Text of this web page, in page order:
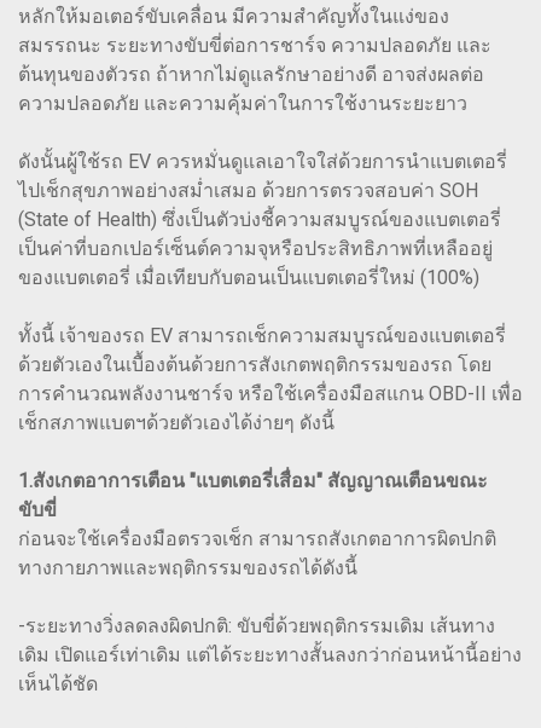
หลักให้มอเตอร์ขับเคลื่อน มีความสำคัญทั้งในแง่ของ
สมรรถนะ ระยะทางขับขี่ต่อการชาร์จ ความปลอดภัย และ
ต้นทุนของตัวรถ ถ้าหากไม่ดูแลรักษาอย่างดี อาจส่งผลต่อ
ความปลอดภัย และความคุ้มค่าในการใช้งานระยะยาว
ดังนั้นผู้ใช้รถ EV ควรหมั่นดูแลเอาใจใส่ด้วยการนำแบตเตอรี่
ไปเช็กสุขภาพอย่างสม่ำเสมอ ด้วยการตรวจสอบค่า SOH
(State of Health) ซึ่งเป็นตัวบ่งชี้ความสมบูรณ์ของแบตเตอรี่
เป็นค่าที่บอกเปอร์เซ็นต์ความจุหรือประสิทธิภาพที่เหลืออยู่
ของแบตเตอรี่ เมื่อเทียบกับตอนเป็นแบตเตอรี่ใหม่ (100%)
ทั้งนี้ เจ้าของรถ EV สามารถเช็กความสมบูรณ์ของแบตเตอรี่
ด้วยตัวเองในเบื้องต้นด้วยการสังเกตพฤติกรรมของรถ โดย
การคำนวณพลังงานชาร์จ หรือใช้เครื่องมือสแกน OBD-II เพื่อ
เช็กสภาพแบตฯด้วยตัวเองได้ง่ายๆ ดังนี้
1.สังเกตอาการเตือน "แบตเตอรี่เสื่อม" สัญญาณเตือนขณะ
ขับขี่
ก่อนจะใช้เครื่องมือตรวจเช็ก สามารถสังเกตอาการผิดปกติ
ทางกายภาพและพฤติกรรมของรถได้ดังนี้
-ระยะทางวิ่งลดลงผิดปกติ: ขับขี่ด้วยพฤติกรรมเดิม เส้นทาง
เดิม เปิดแอร์เท่าเดิม แต่ได้ระยะทางสั้นลงกว่าก่อนหน้านี้อย่าง
เห็นได้ชัด